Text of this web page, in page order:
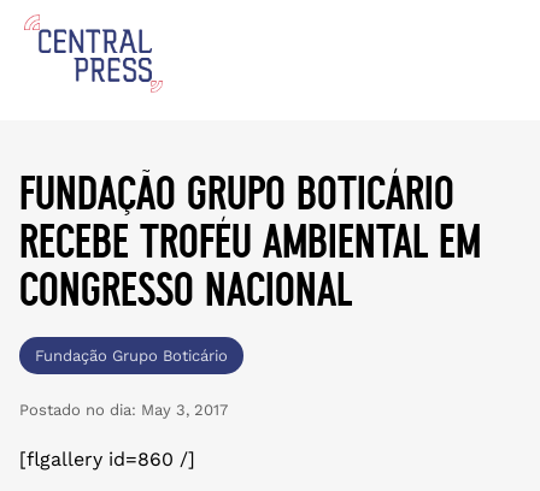
fundação grupo boticário
recebe troféu ambiental em
congresso nacional
Fundação Grupo Boticário
Postado no dia: May 3, 2017
[flgallery id=860 /]